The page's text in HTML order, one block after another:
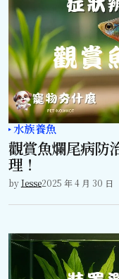
水族養魚
觀賞魚爛尾病防
理！
byJesse2025 年 4 月 30 日